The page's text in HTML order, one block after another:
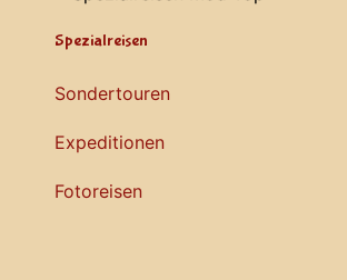
Spezialreisen
Sondertouren
Expeditionen
Fotoreisen